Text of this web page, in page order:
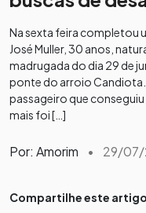
Na sexta feira completou
José Muller, 30 anos,
madrugada do dia 29 de
ponte do arroio
passageiro que conseguiu
mais foi […]
Por: Amorim • 29/
Compartilhe este artigo